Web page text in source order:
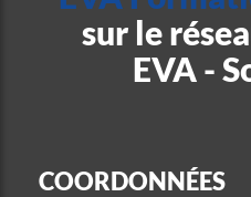
sur le
EVA -
COORDONNÉES